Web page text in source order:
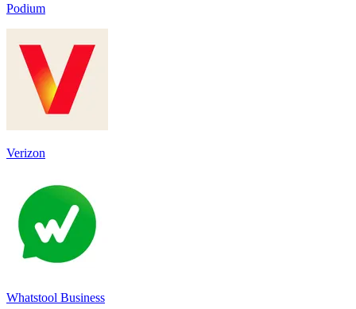
Podium
Verizon
Whatstool Business